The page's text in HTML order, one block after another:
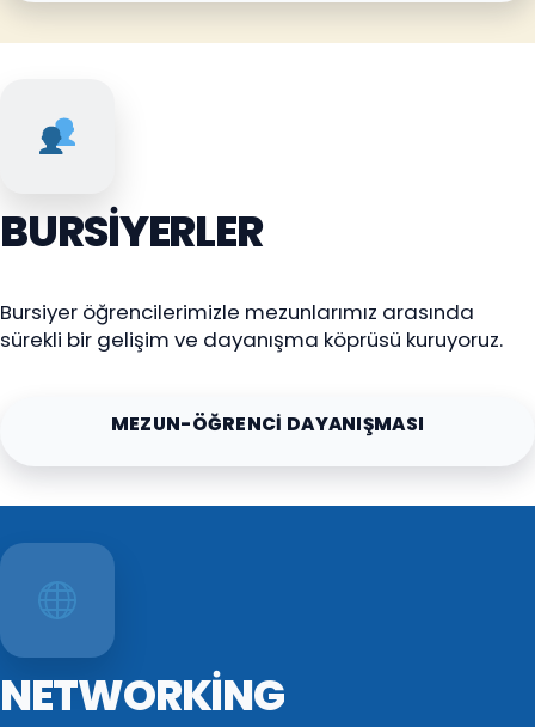
BURSIYERLER
Bursiyer öğrencilerimizle mezunlarımız arasında
sürekli bir gelişim ve dayanışma köprüsü kuruyoruz.
MEZUN-ÖĞRENCİ DAYANIŞMASI
NETWORKING